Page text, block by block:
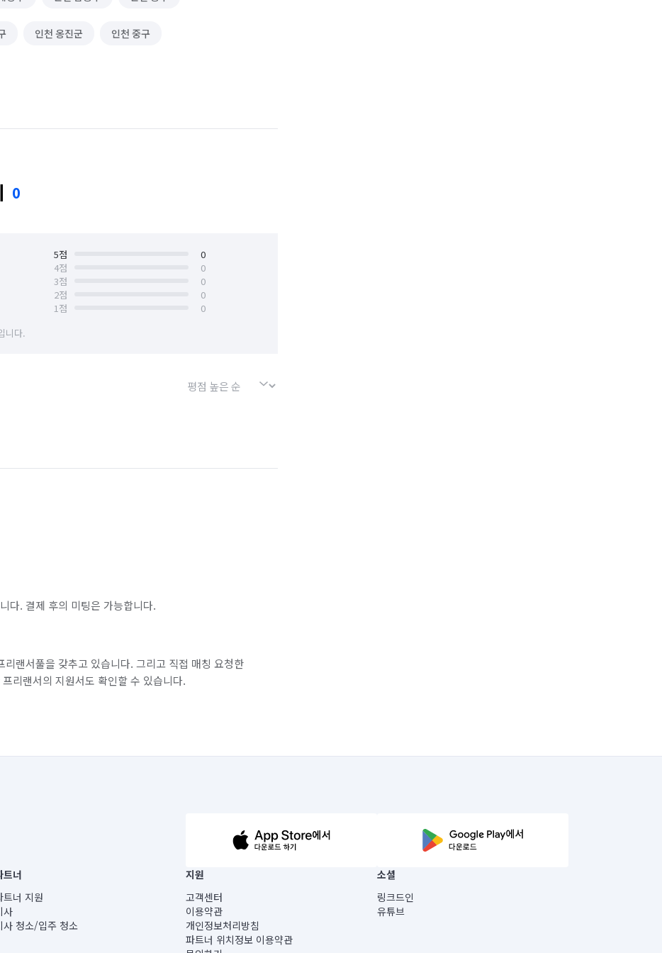
인천 옹진군 인천 중구
0
5점
0
4점
0
3점
0
2점
0
1점
0
니다.
다. 결제 후의 미팅은 가능합니다.
랜서풀을 갖추고 있습니다. 그리고 직접 매칭 요청한
리랜서의 지원서도 확인할 수 있습니다.
3220163-14-5-00019 |
회 정보) |
트리빌딩) B동 5층
, 8층 미소
트너
트너 지원
사
사 청소/입주 청소
지원
고객센터
이용약관
개인정보처리방침
파트너 위치정보 이용약관
소셜
링크드인
유튜브